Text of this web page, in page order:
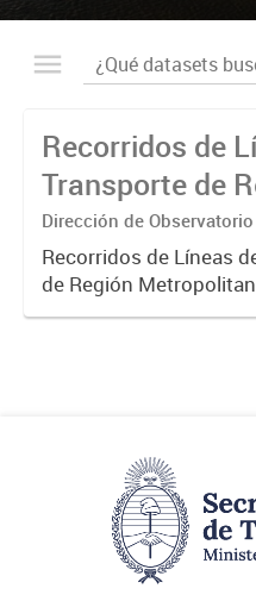
Recorridos de
Transporte de
Metropolitana
Buenos Aires
Dirección de
Transporte, Estudio y
Recorridos de Líneas
de Región
Aires (RMBA).-